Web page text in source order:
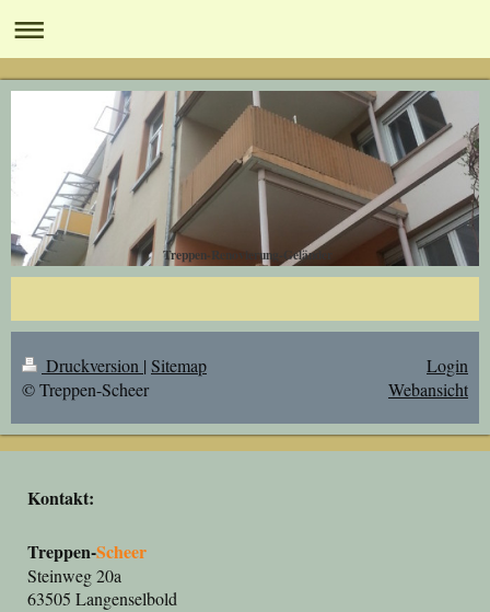
Treppen-Renovierung-Geländer
Druckversion | Sitemap
© Treppen-Scheer
Login
Webansicht
Kontakt:
Treppen-Scheer
Steinweg 20a
63505 Langenselbold